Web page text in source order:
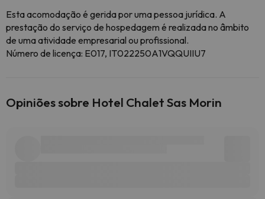
Esta acomodação é gerida por uma pessoa jurídica. A
prestação do serviço de hospedagem é realizada no âmbito
de uma atividade empresarial ou profissional.
Número de licença: E017, IT022250A1VQQUIIU7
Opiniões sobre Hotel Chalet Sas Morin